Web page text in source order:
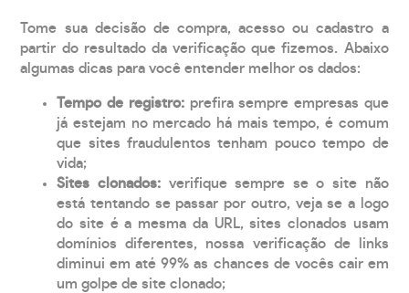
Tome sua decisão de compra, acesso ou cadastro a
partir do resultado da verificação que fizemos. Abaixo
algumas dicas para você entender melhor os dados:
Tempo de registro: prefira sempre empresas que
já estejam no mercado há mais tempo, é comum
que sites fraudulentos tenham pouco tempo de
vida;
Sites clonados: verifique sempre se o site não
está tentando se passar por outro, veja se a logo
do site é a mesma da URL, sites clonados usam
domínios diferentes, nossa verificação de links
diminui em até 99% as chances de vocês cair em
um golpe de site clonado;